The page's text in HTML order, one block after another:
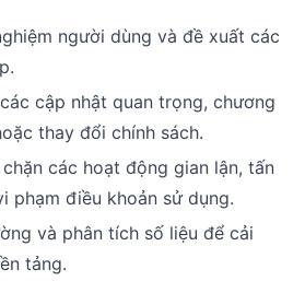
người dùng và đề xuất các
cập nhật quan trọng, chương
thay đổi chính sách.
các hoạt động gian lận, tấn
phạm điều khoản sử dụng.
và phân tích số liệu để cải
tảng.